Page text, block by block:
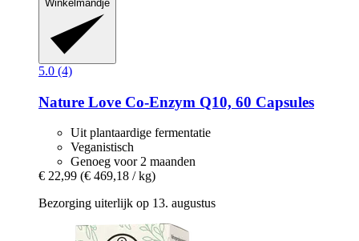
Winkelmandje
5.0 (4)
Nature Love Co-​Enzym Q10, 60 Capsules
Uit plantaardige fermentatie
Veganistisch
Genoeg voor 2 maanden
€ 22,99 (€ 469,18 / kg)
Bezorging uiterlijk op 13. augustus